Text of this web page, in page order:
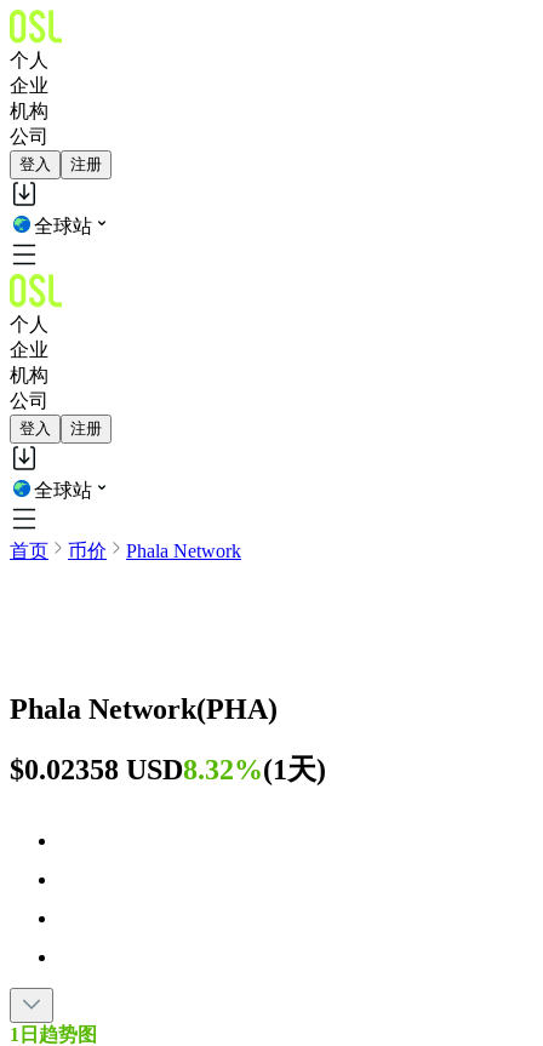
个人
企业
机构
公司
登入 注册
全球站
个人
企业
机构
公司
登入 注册
全球站
首页 币价 Phala Network
Phala Network(PHA)
$0.02358 USD8.32%(1天)
1日趋势图